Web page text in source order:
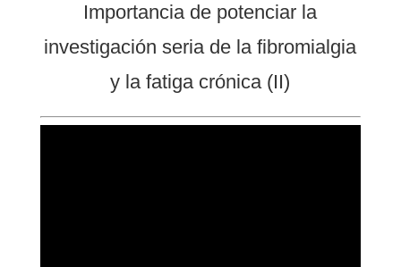
Importancia de potenciar la
investigación seria de la fibromialgia
y la fatiga crónica (II)